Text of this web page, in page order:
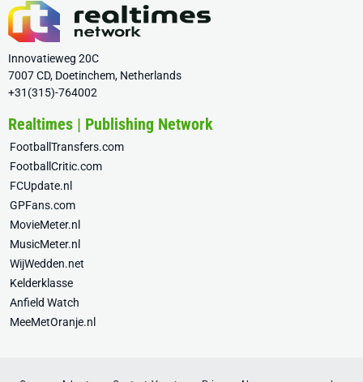
Innovatieweg 20C
7007 CD, Doetinchem, Netherlands
+31(315)-764002
Realtimes | Publishing Network
FootballTransfers.com
FootballCritic.com
FCUpdate.nl
GPFans.com
MovieMeter.nl
MusicMeter.nl
WijWedden.net
Kelderklasse
Anfield Watch
MeeMetOranje.nl